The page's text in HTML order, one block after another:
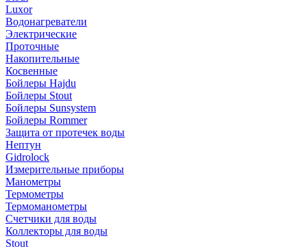
Luxor
Водонагреватели
Электрические
Проточные
Накопительные
Косвенные
Бойлеры Hajdu
Бойлеры Stout
Бойлеры Sunsystem
Бойлеры Rommer
Защита от протечек воды
Нептун
Gidrolock
Измерительные приборы
Манометры
Термометры
Термоманометры
Счетчики для воды
Коллекторы для воды
Stout